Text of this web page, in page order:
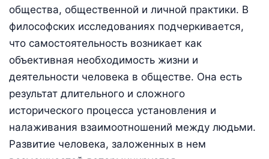
общества, общественной и личной практики. В
философских исследованиях подчеркивается,
что самостоятельность возникает как
объективная необходимость жизни и
деятельности человека в обществе. Она есть
результат длительного и сложного
исторического процесса установления и
налаживания взаимоотношений между людьми.
Развитие человека, заложенных в нем